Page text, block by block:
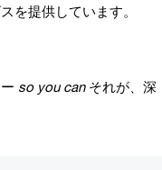
を提供しています。
so you can それが、深